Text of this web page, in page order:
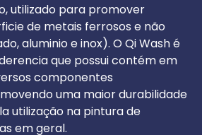
utilizado para promover
de metais ferrosos e não
aluminio e inox). O Qi Wash é
que possui contém em
componentes
uma maior durabilidade
utilização na pintura de
em geral.